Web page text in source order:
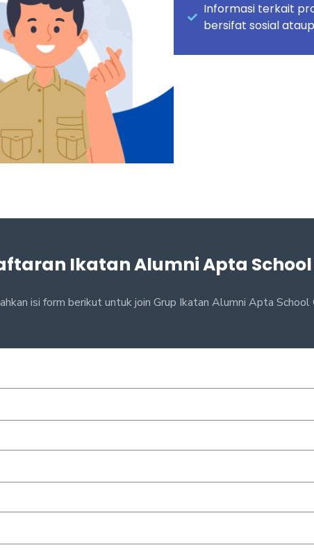
Informasi terkait
bersifat sosial
Ikatan Alumni Apta School
isi form berikut untuk join Grup Ikatan Alumni Apta